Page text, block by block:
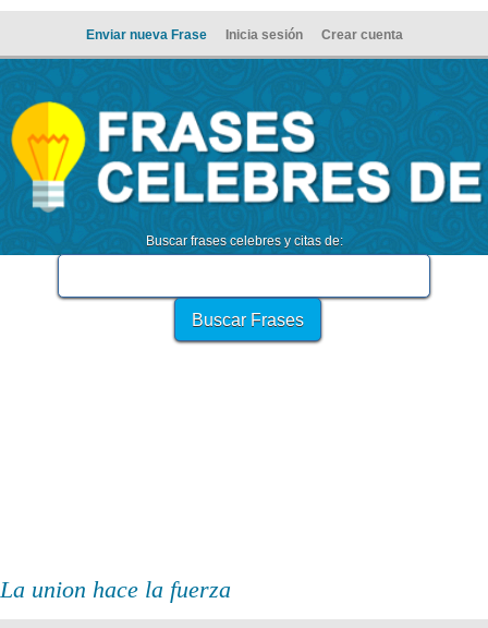
Enviar nueva Frase Inicia sesión Crear cuenta
Buscar frases celebres y citas de:
La union hace la fuerza